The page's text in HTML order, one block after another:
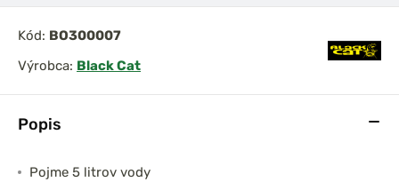
Popis
Pojme 5 litrov vody
Kód: BO300007
Výrobca: Black Cat